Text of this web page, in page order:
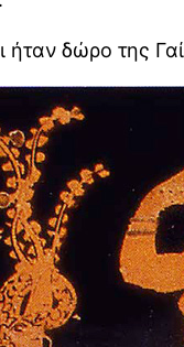
δώρο της